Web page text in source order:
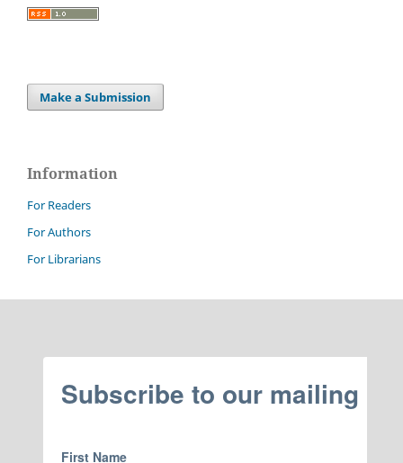
Make a Submission
Information
For Readers
For Authors
For Librarians